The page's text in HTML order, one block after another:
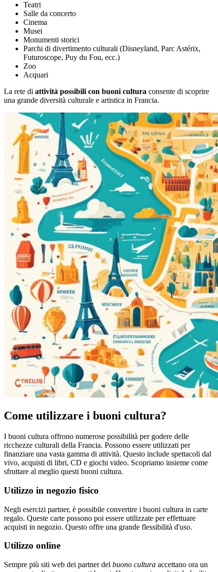
Teatri
Salle da concerto
Cinema
Musei
Monumenti storici
Parchi di divertimento culturali (Disneyland, Parc Astérix,
Futuroscope, Puy du Fou, ecc.)
Zoo
Acquari
La rete di attività possibili con buoni cultura consente di scoprire
una grande diversità culturale e artistica in Francia.
Come utilizzare i buoni cultura?
I buoni cultura offrono numerose possibilità per godere delle
ricchezze culturali della Francia. Possono essere utilizzati per
finanziare una vasta gamma di attività. Questo include spettacoli dal
vivo, acquisti di libri, CD e giochi video. Scopriamo insieme come
sfruttare al meglio questi buoni cultura.
Utilizzo in negozio fisico
Negli esercizi partner, è possibile convertire i buoni cultura in carte
regalo. Queste carte possono poi essere utilizzate per effettuare
acquisti in negozio. Questo offre una grande flessibilità d'uso.
Utilizzo online
Sempre più siti web dei partner del buono cultura accettano ora un